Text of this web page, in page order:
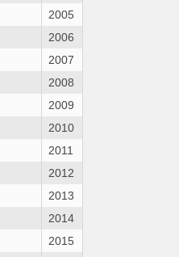
2005
2006
2007
2008
2009
2010
2011
2012
2013
2014
2015